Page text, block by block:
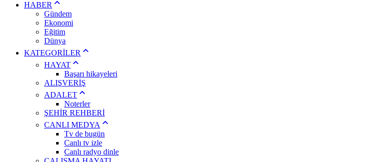
HABER
Gündem
Ekonomi
Eğitim
Dünya
KATEGORİLER
HAYAT
Başarı hikayeleri
ALIŞVERİŞ
ADALET
Noterler
ŞEHİR REHBERİ
CANLI MEDYA
Tv de bugün
Canlı tv izle
Canlı radyo dinle